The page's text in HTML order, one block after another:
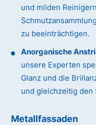
und milden
zu beeinträchtigen.
Anorganische
unsere Experten
Glanz und die
und gleichzeitig den
Metallfassaden